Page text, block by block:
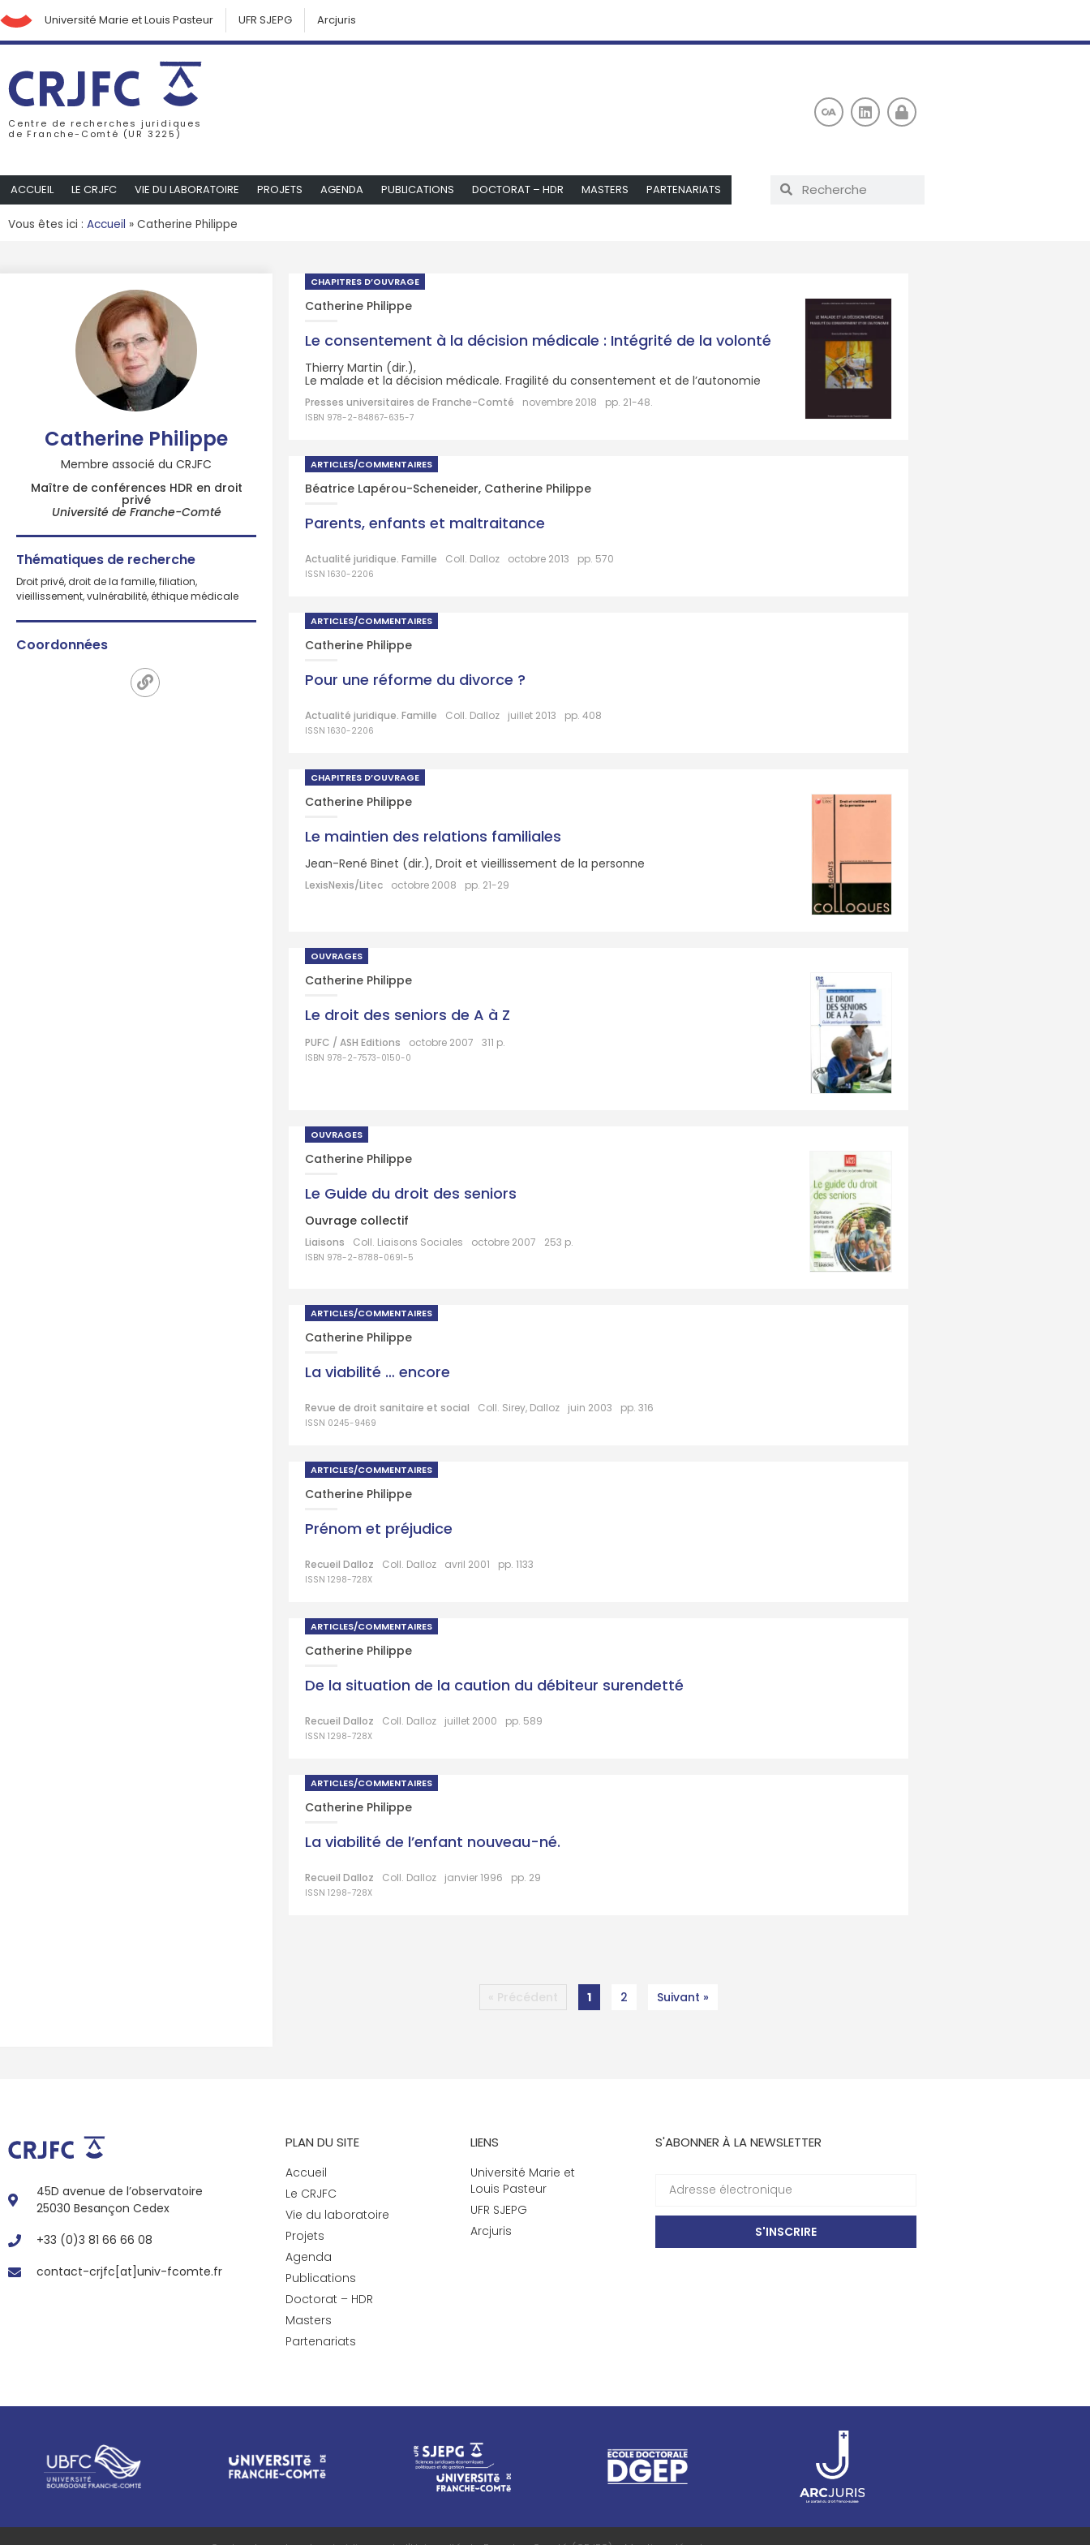
Université Marie et Louis Pasteur UFR SJEPG Arcjuris
Centre de recherches juridiques
de Franche-Comté (UR 3225)
ACCUEIL LE CRJFC VIE DU LABORATOIRE PROJETS AGENDA PUBLICATIONS DOCTORAT – HDR MASTERS PARTENARIATS
Vous êtes ici : Accueil » Catherine Philippe
Catherine Philippe
Membre associé du CRJFC
Maître de conférences HDR en droit
privé
Université de Franche-Comté
Thématiques de recherche
Droit privé, droit de la famille, filiation,
vieillissement, vulnérabilité, éthique médicale
Coordonnées
CHAPITRES D’OUVRAGE
Catherine Philippe
Le consentement à la décision médicale : Intégrité de la volonté
Thierry Martin (dir.),
Le malade et la décision médicale. Fragilité du consentement et de l’autonomie
Presses universitaires de Franche-Comté novembre 2018 pp. 21-48.
ISBN 978-2-84867-635-7
ARTICLES/COMMENTAIRES
Béatrice Lapérou-Scheneider, Catherine Philippe
Parents, enfants et maltraitance
Actualité juridique. Famille Coll. Dalloz octobre 2013 pp. 570
ISSN 1630-2206
ARTICLES/COMMENTAIRES
Catherine Philippe
Pour une réforme du divorce ?
Actualité juridique. Famille Coll. Dalloz juillet 2013 pp. 408
ISSN 1630-2206
CHAPITRES D’OUVRAGE
Catherine Philippe
Le maintien des relations familiales
Jean-René Binet (dir.), Droit et vieillissement de la personne
LexisNexis/Litec octobre 2008 pp. 21-29
OUVRAGES
Catherine Philippe
Le droit des seniors de A à Z
PUFC / ASH Editions octobre 2007 311 p.
ISBN 978-2-7573-0150-0
OUVRAGES
Catherine Philippe
Le Guide du droit des seniors
Ouvrage collectif
Liaisons Coll. Liaisons Sociales octobre 2007 253 p.
ISBN 978-2-8788-0691-5
ARTICLES/COMMENTAIRES
Catherine Philippe
La viabilité … encore
Revue de droit sanitaire et social Coll. Sirey, Dalloz juin 2003 pp. 316
ISSN 0245-9469
ARTICLES/COMMENTAIRES
Catherine Philippe
Prénom et préjudice
Recueil Dalloz Coll. Dalloz avril 2001 pp. 1133
ISSN 1298-728X
ARTICLES/COMMENTAIRES
Catherine Philippe
De la situation de la caution du débiteur surendetté
Recueil Dalloz Coll. Dalloz juillet 2000 pp. 589
ISSN 1298-728X
ARTICLES/COMMENTAIRES
Catherine Philippe
La viabilité de l’enfant nouveau-né.
Recueil Dalloz Coll. Dalloz janvier 1996 pp. 29
ISSN 1298-728X
1 2 Suivant »
45D avenue de l’observatoire
25030 Besançon Cedex
+33 (0)3 81 66 66 08
contact-crjfc[at]univ-fcomte.fr
PLAN DU SITE
Accueil
Le CRJFC
Vie du laboratoire
Projets
Agenda
Publications
Doctorat – HDR
Masters
Partenariats
LIENS
Université Marie et
Louis Pasteur
UFR SJEPG
Arcjuris
S'ABONNER À LA NEWSLETTER
S'INSCRIRE